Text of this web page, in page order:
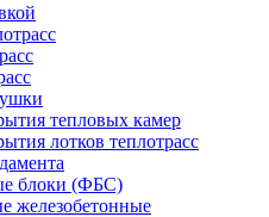
тепловых камер
лотков теплотрасс
блоки (ФБС)
железобетонные